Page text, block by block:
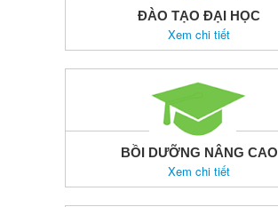
ĐÀO TẠO ĐẠI HỌC
Xem chi tiết
BỒI DƯỠNG NÂNG CAO
Xem chi tiết